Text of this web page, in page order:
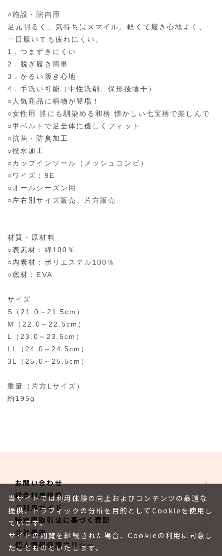
○施設・院内用
足元明るく、気持ちはスマイル。軽くて履き心地よく、
一日履いても疲れにくい。
1．つまずきにくい
2．脱ぎ履き簡単
3．かるい履き心地
4．手洗い可能（中性洗剤、保形後陰干）
○人気商品に柄物が登場！
○女性用 誰にも馴染める和柄 懐かしい七宝柄で楽しんで
○甲ベルトで足全体に優しくフィット
○抗菌・防臭加工
○撥水加工
○カップインソール（メッシュコンビ）
○ワイズ：9E
○オールシーズン用
○左右別サイズ販売、片方販売
材質・原材料
○表素材：綿100％
○内素材：ポリエステル100％
○底材：EVA
サイズ
S（21.0～21.5cm）
M（22.0～22.5cm）
L（23.0～23.5cm）
LL（24.0～24.5cm）
3L（25.0～25.5cm）
重量（片方Lサイズ）
約195g
お問い合わせ
総合利用規約
ご利用ガイド
特定商取引法に基づく表記
会社概要
個人情報保護ポリシー
当サイトでは利用体験の向上およびコンテンツの最適な
提供、トラフィックの分析を目的としてCookieを使用し
ています。
サイトの閲覧を継続された場合、Cookieの利用に同意し
たことものといたします。